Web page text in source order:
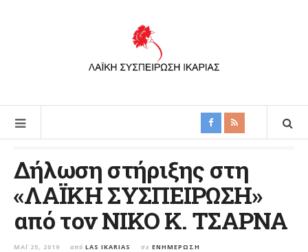
Δήλωση στήριξης στη
«ΛΑΪΚΗ ΣΥΣΠΕΙΡΩΣΗ»
από τον ΝΙΚΟ Κ. ΤΣΑΡΝΑ
ΜΆΙ 25, 2019 από LAS IKARIAS σε ΕΝΗΜΈΡΩΣΗ